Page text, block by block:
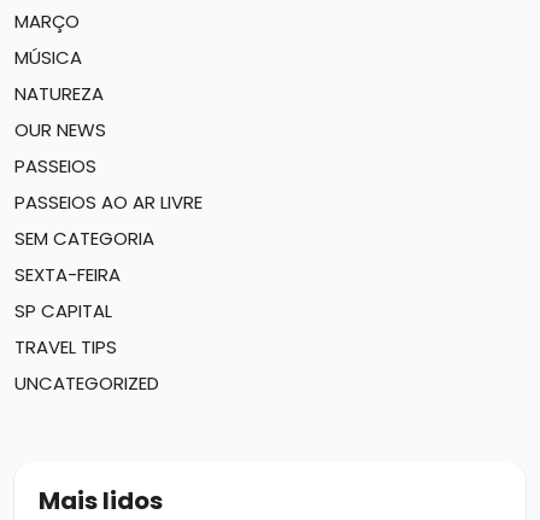
MARÇO
MÚSICA
NATUREZA
OUR NEWS
PASSEIOS
PASSEIOS AO AR LIVRE
SEM CATEGORIA
SEXTA-FEIRA
SP CAPITAL
TRAVEL TIPS
UNCATEGORIZED
Mais lidos